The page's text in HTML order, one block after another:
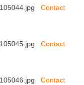
Contact
Contact
Contact